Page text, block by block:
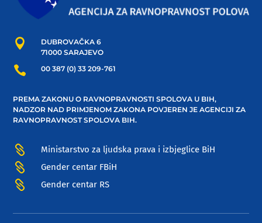

DUBROVAČKA 6
71000 SARAJEVO
 00 387 (0) 33 209-761
PREMA ZAKONU O RAVNOPRAVNOSTI SPOLOVA U BIH,
NADZOR NAD PRIMJENOM ZAKONA POVJEREN JE AGENCIJI ZA
RAVNOPRAVNOST SPOLOVA BIH.
 Ministarstvo za ljudska prava i izbjeglice BiH
 Gender centar FBiH
 Gender centar RS